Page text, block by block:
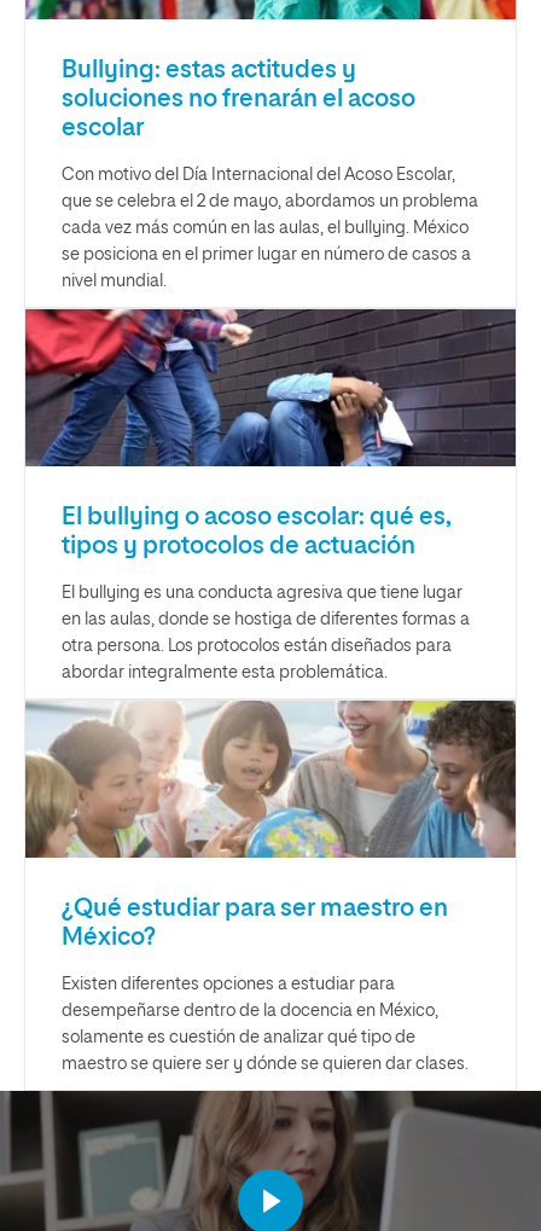
Bullying: estas actitudes y
soluciones no frenarán el acoso
escolar
Con motivo del Día Internacional del Acoso Escolar,
que se celebra el 2 de mayo, abordamos un problema
cada vez más común en las aulas, el bullying. México
se posiciona en el primer lugar en número de casos a
nivel mundial.
El bullying o acoso escolar: qué es,
tipos y protocolos de actuación
El bullying es una conducta agresiva que tiene lugar
en las aulas, donde se hostiga de diferentes formas a
otra persona. Los protocolos están diseñados para
abordar integralmente esta problemática.
¿Qué estudiar para ser maestro en
México?
Existen diferentes opciones a estudiar para
desempeñarse dentro de la docencia en México,
solamente es cuestión de analizar qué tipo de
maestro se quiere ser y dónde se quieren dar clases.